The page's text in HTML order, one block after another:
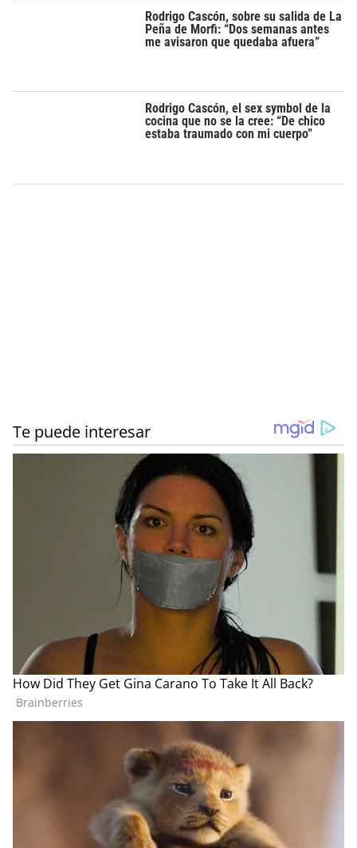
Rodrigo Cascón, sobre su salida de La
Peña de Morfi: “Dos semanas antes
me avisaron que quedaba afuera”
Rodrigo Cascón, el sex symbol de la
cocina que no se la cree: “De chico
estaba traumado con mi cuerpo”